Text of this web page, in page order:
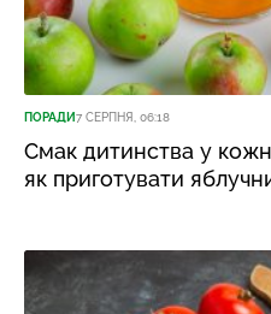
ПОРАДИ7 СЕРПНЯ, 06:18
Смак дитинства у
як приготувати